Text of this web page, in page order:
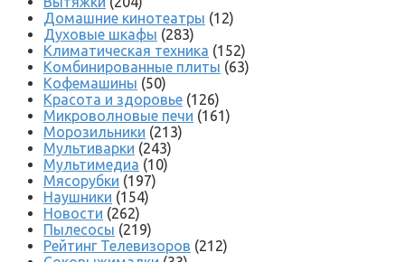
Домашние кинотеатры (12)
Духовые шкафы (283)
Климатическая техника (152)
Комбинированные плиты (63)
Кофемашины (50)
Красота и здоровье (126)
Микроволновые печи (161)
Морозильники (213)
Мультиварки (243)
Мультимедиа (10)
Мясорубки (197)
Наушники (154)
Новости (262)
Пылесосы (219)
Рейтинг Телевизоров (212)